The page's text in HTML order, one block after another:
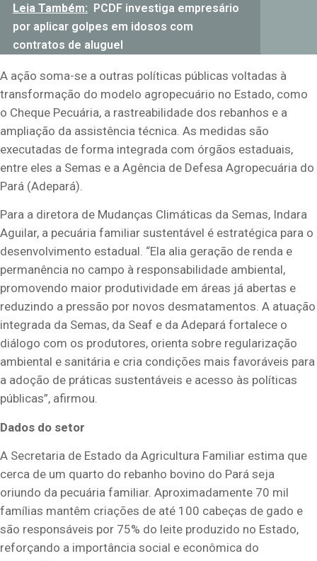
Leia Também: PCDF investiga empresário
por aplicar golpes em idosos com
contratos de aluguel
A ação soma-se a outras políticas públicas voltadas à
transformação do modelo agropecuário no Estado, como
o Cheque Pecuária, a rastreabilidade dos rebanhos e a
ampliação da assistência técnica. As medidas são
executadas de forma integrada com órgãos estaduais,
entre eles a Semas e a Agência de Defesa Agropecuária do
Pará (Adepará).
Para a diretora de Mudanças Climáticas da Semas, Indara
Aguilar, a pecuária familiar sustentável é estratégica para o
desenvolvimento estadual. “Ela alia geração de renda e
permanência no campo à responsabilidade ambiental,
promovendo maior produtividade em áreas já abertas e
reduzindo a pressão por novos desmatamentos. A atuação
integrada da Semas, da Seaf e da Adepará fortalece o
diálogo com os produtores, orienta sobre regularização
ambiental e sanitária e cria condições mais favoráveis para
a adoção de práticas sustentáveis e acesso às políticas
públicas”, afirmou.
Dados do setor
A Secretaria de Estado da Agricultura Familiar estima que
cerca de um quarto do rebanho bovino do Pará seja
oriundo da pecuária familiar. Aproximadamente 70 mil
famílias mantêm criações de até 100 cabeças de gado e
são responsáveis por 75% do leite produzido no Estado,
reforçando a importância social e econômica do